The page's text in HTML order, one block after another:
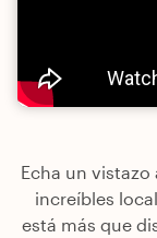
Echa un
increíbles
está más que